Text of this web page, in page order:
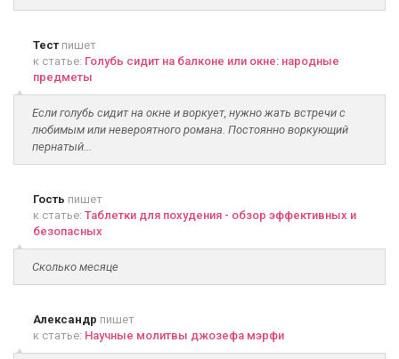
Тест пишет
к статье: Голубь сидит на балконе или окне: народные
предметы
Если голубь сидит на окне и воркует, нужно жать встречи с
любимым или невероятного романа. Постоянно воркующий
пернатый...
Гость пишет
к статье: Таблетки для похудения - обзор эффективных и
безопасных
Сколько месяце
Александр пишет
к статье: Научные молитвы джозефа мэрфи